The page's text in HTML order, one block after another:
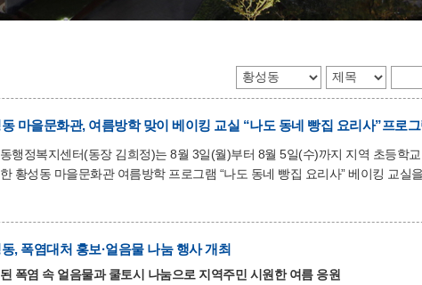
마을문화관, 여름방학 맞이 베이킹 교실 “나도 동네 빵집 요리사”프로
행정복지센터(동장 김희정)는 8월 3일(월)부터 8월 5일(수)까지 지역 초등학
황성동 마을문화관 여름방학 프로그램 “나도 동네 빵집 요리사” 베이킹 교실을 성
로 재료를 만지고 꾸미는 과정을 통해 어린이들이 창작의 즐거움과 성취감을
램에 참여한 한 학부모는 “아이들이 평소 직접 해보기 어려운 베이킹 활동
, 폭염대처 홍보·얼음물 나눔 행사 개최
폭염 속 얼음물과 쿨토시 나눔으로 지역주민 시원한 여름 응원